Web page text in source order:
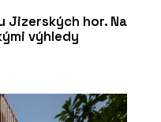
Jizerských hor. Na
výhledy